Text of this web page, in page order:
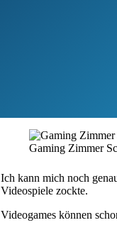
Gaming Zimmer
Ich kann mich noch
Videospiele zockte.
Videogames können